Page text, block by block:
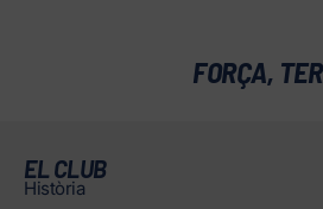
FORÇA,
EL CLUB
Història